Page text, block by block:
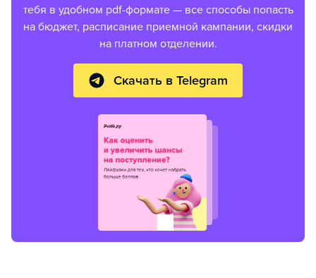
тебя в удобном pdf-формате — все способы попасть
на бюджет, расписание приемной кампании, скидки
на платном отделении.
Скачать в Telegram